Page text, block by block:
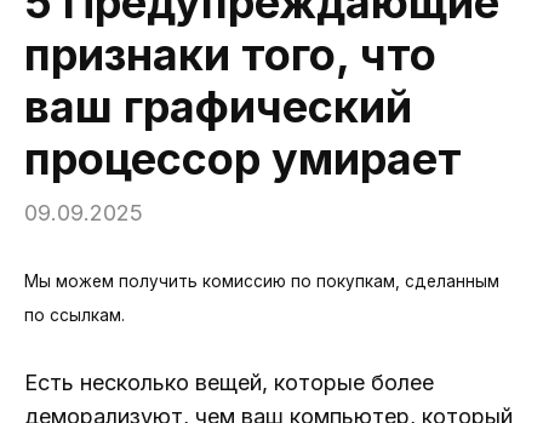
признаки того, что
ваш графический
процессор умирает
09.09.2025
Мы можем получить комиссию по покупкам, сделанным
по ссылкам.
Есть несколько вещей, которые более
деморализуют, чем ваш компьютер, который